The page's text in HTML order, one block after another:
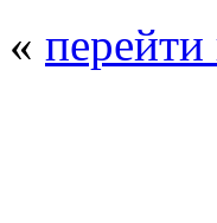
« перейти